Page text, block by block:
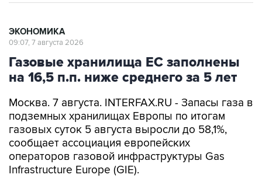
ЭКОНОМИКА
09:07, 7 августа 2026
Газовые хранилища ЕС заполнены
на 16,5 п.п. ниже среднего за 5 лет
Москва. 7 августа. INTERFAX.RU - Запасы газа в
подземных хранилищах Европы по итогам
газовых суток 5 августа выросли до 58,1%,
сообщает ассоциация европейских
операторов газовой инфраструктуры Gas
Infrastructure Europe (GIE).